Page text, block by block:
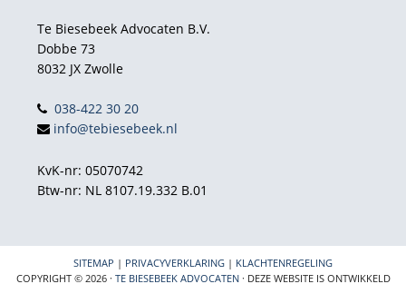
Te Biesebeek Advocaten B.V.
Dobbe 73
8032 JX Zwolle
038-422 30 20
info@tebiesebeek.nl
KvK-nr: 05070742
Btw-nr: NL 8107.19.332 B.01
SITEMAP | PRIVACYVERKLARING | KLACHTENREGELING
COPYRIGHT © 2026 · TE BIESEBEEK ADVOCATEN· DEZE WEBSITE IS ONTWIKKELD